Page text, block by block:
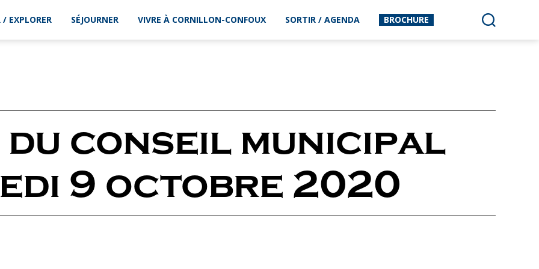
/ EXPLORER SÉJOURNER VIVRE À CORNILLON-CONFOUX SORTIR / AGENDA BROCHURE
du conseil municipal
9 octobre 2020